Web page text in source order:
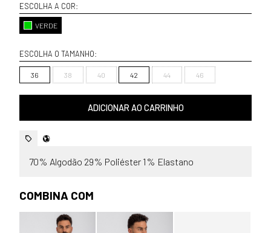
ESCOLHA A COR:
VERDE
ESCOLHA O TAMANHO:
36 38 40 42 44 46
ADICIONAR AO CARRINHO
70% Algodão 29% Poliéster 1% Elastano
COMBINA COM